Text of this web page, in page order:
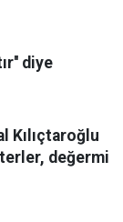
diye
Kılıçtaroğlu
değermi